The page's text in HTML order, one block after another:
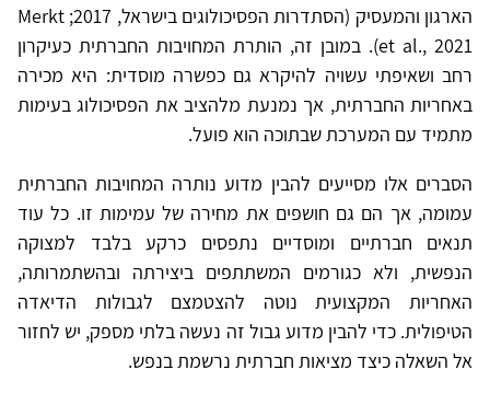
הארגון והמעסיק (הסתדרות הפסיכולוגים בישראל, 2017; Merkt
et al., 2021). במובן זה, הותרת המחויבות החברתית כעיקרון
רחב ושאיפתי עשויה להיקרא גם כפשרה מוסדית: היא מכירה
באחריות החברתית, אך נמנעת מלהציב את הפסיכולוג בעימות
מתמיד עם המערכת שבתוכה הוא פועל.
הסברים אלו מסייעים להבין מדוע נותרה המחויבות החברתית
עמומה, אך הם גם חושפים את מחירה של עמימות זו. כל עוד
תנאים חברתיים ומוסדיים נתפסים כרקע בלבד למצוקה
הנפשית, ולא כגורמים המשתתפים ביצירתה ובהשתמרותה,
האחריות המקצועית נוטה להצטמצם לגבולות הדיאדה
הטיפולית. כדי להבין מדוע גבול זה נעשה בלתי מספק, יש לחזור
אל השאלה כיצד מציאות חברתית נרשמת בנפש.